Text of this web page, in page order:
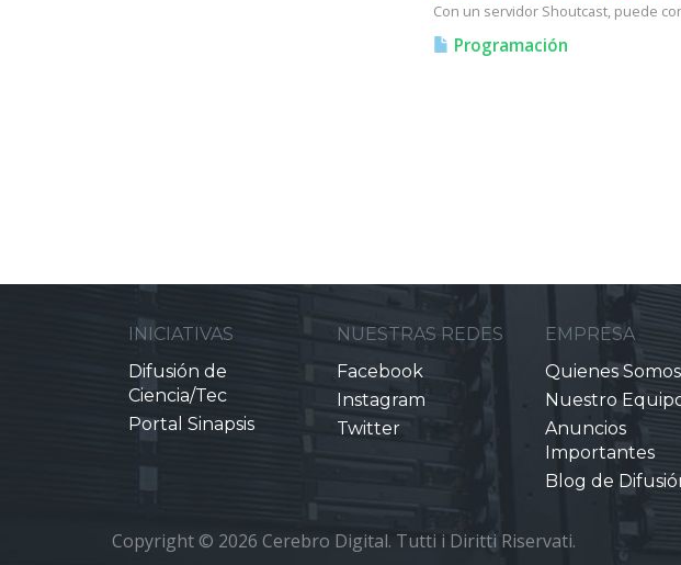
Con un servidor Shoutcast, puede
Programación
INICIATIVAS
Difusión de
Ciencia/Tec
Portal Sinapsis
NUESTRAS REDES
Facebook
Instagram
Twitter
EMPRESA
Quienes Somos
Nuestro
Anuncios
Importantes
Blog de
Copyright © 2026 Cerebro Digital. Tutti i Diritti Riservati.